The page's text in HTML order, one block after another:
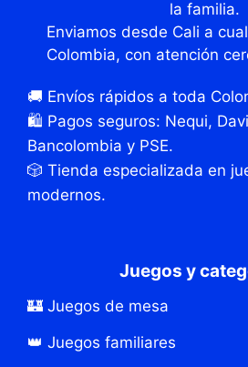
la familia.
Enviamos desde Cali a
Colombia, con atención
🚚 Envíos rápidos a toda
🛍️ Pagos seguros: Nequi,
Bancolombia y PSE.
🎲 Tienda especializada en
modernos.
Juegos y
🏰 Juegos de mesa
👑 Juegos familiares